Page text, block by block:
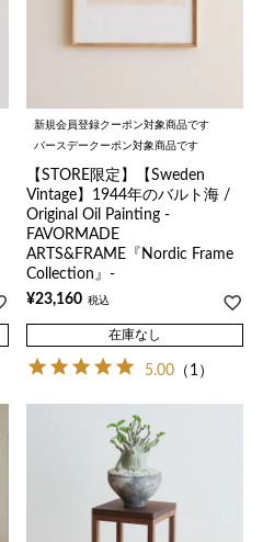
新規会員登録クーポン対象商品です
バースデークーポン対象商品です
【STORE限定】【Sweden
Vintage】1944年のバルト海 /
Original Oil Painting -
FAVORMADE
ARTS&FRAME『Nordic Frame
Collection』-
¥23,160 税込
在庫なし
5.00 （1）